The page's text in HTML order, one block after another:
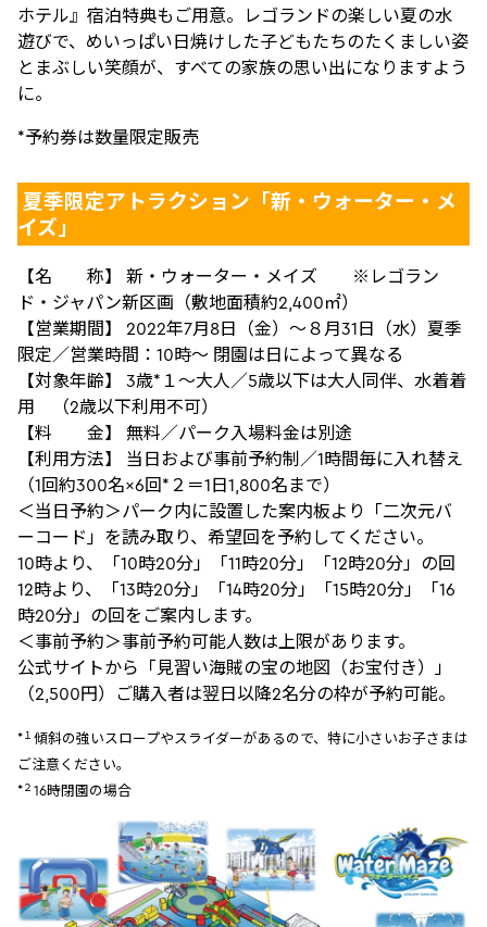
ホテル』宿泊特典もご用意。レゴランドの楽しい夏の水
遊びで、めいっぱい日焼けした子どもたちのたくましい姿
とまぶしい笑顔が、すべての家族の思い出になりますよう
に。
*予約券は数量限定販売
夏季限定アトラクション「新・ウォーター・メ
イズ」
【名 称】 新・ウォーター・メイズ ※レゴラン
ド・ジャパン新区画（敷地面積約2,400㎡）
【営業期間】 2022年7月8日（金）～８月31日（水）夏季
限定／営業時間：10時～ 閉園は日によって異なる
【対象年齢】 3歳*１～大人／5歳以下は大人同伴、水着着
用 （2歳以下利用不可）
【料 金】 無料／パーク入場料金は別途
【利用方法】 当日および事前予約制／1時間毎に入れ替え
（1回約300名×6回*２＝1日1,800名まで）
＜当日予約＞パーク内に設置した案内板より「二次元バ
ーコード」を読み取り、希望回を予約してください。
10時より、「10時20分」「11時20分」「12時20分」の回
12時より、「13時20分」「14時20分」「15時20分」「16
時20分」の回をご案内します。
＜事前予約＞事前予約可能人数は上限があります。
公式サイトから「見習い海賊の宝の地図（お宝付き）」
（2,500円）ご購入者は翌日以降2名分の枠が予約可能。
*１ 傾斜の強いスロープやスライダーがあるので、特に小さいお子さまは
ご注意ください。
*２ 16時閉園の場合